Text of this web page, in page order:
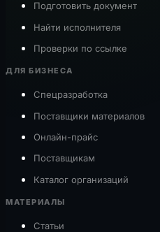
Подготовить документ
Найти исполнителя
Проверки по ссылке
ДЛЯ БИЗНЕСА
Спецразработка
Поставщики материалов
Онлайн-прайс
Поставщикам
Каталог организаций
МАТЕРИАЛЫ
Статьи